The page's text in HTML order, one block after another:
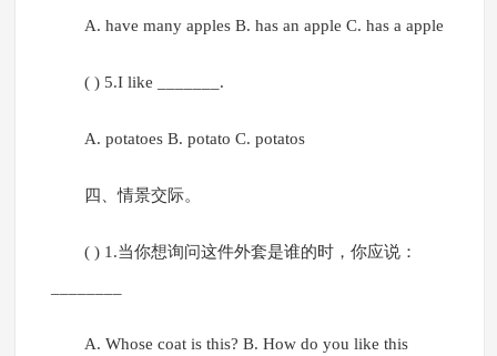
A. have many apples B. has an apple C. has a apple
( ) 5.I like _______.
A. potatoes B. potato C. potatos
四、情景交际。
( ) 1.当你想询问这件外套是谁的时，你应说：
A. Whose coat is this? B. How do you like this